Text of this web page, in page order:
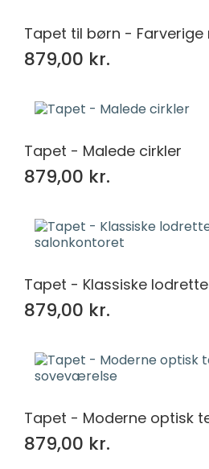
Tapet til børn -
879,00 kr.
Tapet - Malede cirkler
879,00 kr.
879,00 kr.
879,00 kr.